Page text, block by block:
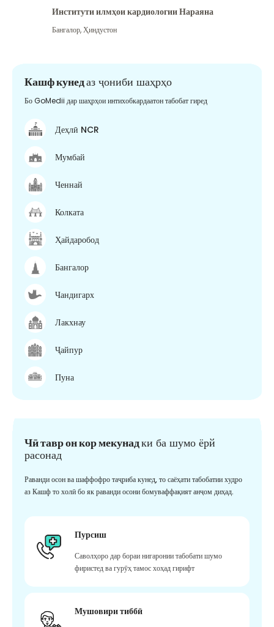
Институти илмҳои кардиологии Нараяна
Бангалор,Ҳиндустон
Кашф кунедаз ҷониби шаҳрҳо
Бо GoMedii дар шаҳрҳои интихобкардаатон табобат гиред
Деҳлӣ NCR
Мумбай
Ченнай
Колката
Ҳайдаробод
Бангалор
Чандигарх
Лакхнау
Ҷайпур
Пуна
Чӣ тавр он кор мекунадки ба шумо ёрй
расонад
Раванди осон ва шаффофро таҷриба кунед, то саёҳати табобатии худро
аз Кашф то холӣ бо як раванди осони бомуваффақият анҷом диҳад.
Пурсиш
Саволҳоро дар бораи нигаронии табобати шумо
фиристед ва гурӯҳ тамос хоҳад гирифт
Мушовири тиббӣ